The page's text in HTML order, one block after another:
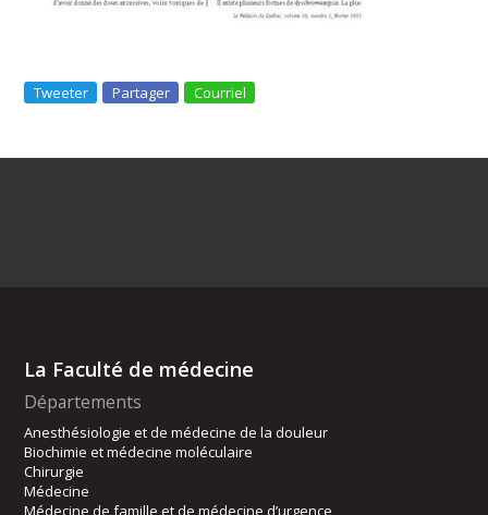
Tweeter Partager Courriel
La Faculté de médecine
Départements
Anesthésiologie et de médecine de la douleur
Biochimie et médecine moléculaire
Chirurgie
Médecine
Médecine de famille et de médecine d’urgence